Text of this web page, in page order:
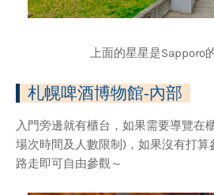
上面的星星是Sapporo
札幌啤酒博物館-內部
入門旁邊就有櫃台，如果需要導覽在
場次時間及人數限制)，如果沒有打
路走即可自由參觀～